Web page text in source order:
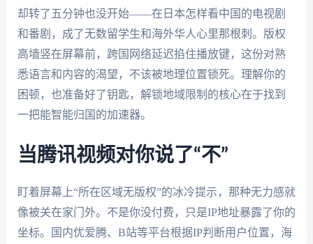
却转了五分钟也没开始——在日本怎样看中国的电视剧
和番剧，成了无数留学生和海外华人心里那根刺。版权
高墙竖在屏幕前，跨国网络延迟掐住播放键，这份对熟
悉语言和内容的渴望，不该被地理位置锁死。理解你的
困顿，也准备好了钥匙，解锁地域限制的核心在于找到
一把能智能归国的加速器。
当腾讯视频对你说了“不”
盯着屏幕上“所在区域无版权”的冰冷提示，那种无力感就
像被关在家门外。不是你没付费，只是IP地址暴露了你的
坐标。国内优爱腾、B站等平台根据IP判断用户位置，海